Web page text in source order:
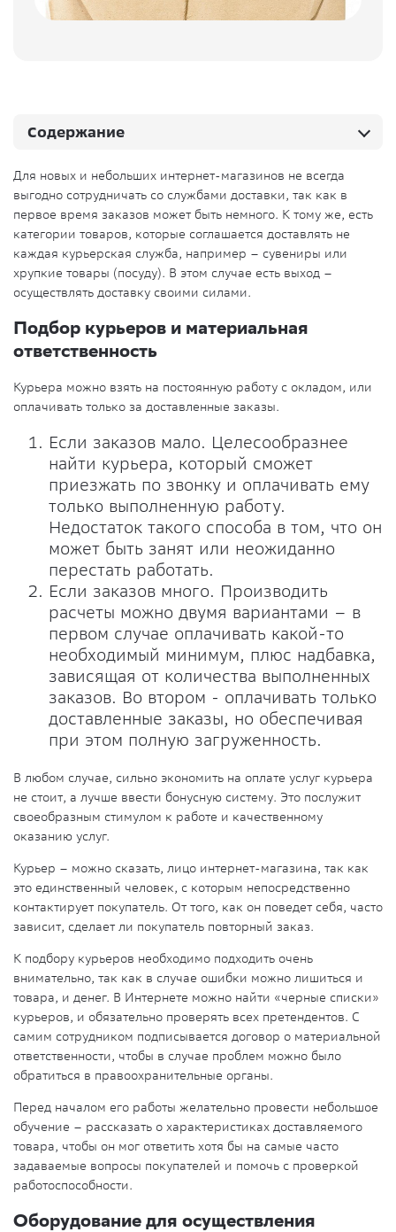
Для новых и небольших интернет-магазинов не всегда
выгодно сотрудничать со службами доставки, так как в
первое время заказов может быть немного. К тому же, есть
категории товаров, которые соглашается доставлять не
каждая курьерская служба, например – сувениры или
хрупкие товары (посуду). В этом случае есть выход –
осуществлять доставку своими силами.
Подбор курьеров и материальная
ответственность
Курьера можно взять на постоянную работу с окладом, или
оплачивать только за доставленные заказы.
Если заказов мало. Целесообразнее
найти курьера, который сможет
приезжать по звонку и оплачивать ему
только выполненную работу.
Недостаток такого способа в том, что он
может быть занят или неожиданно
перестать работать.
Если заказов много. Производить
расчеты можно двумя вариантами – в
первом случае оплачивать какой-то
необходимый минимум, плюс надбавка,
зависящая от количества выполненных
заказов. Во втором - оплачивать только
доставленные заказы, но обеспечивая
при этом полную загруженность.
В любом случае, сильно экономить на оплате услуг курьера
не стоит, а лучше ввести бонусную систему. Это послужит
своеобразным стимулом к работе и качественному
оказанию услуг.
Курьер – можно сказать, лицо интернет-магазина, так как
это единственный человек, с которым непосредственно
контактирует покупатель. От того, как он поведет себя, часто
зависит, сделает ли покупатель повторный заказ.
К подбору курьеров необходимо подходить очень
внимательно, так как в случае ошибки можно лишиться и
товара, и денег. В Интернете можно найти «черные списки»
курьеров, и обязательно проверять всех претендентов. С
самим сотрудником подписывается договор о материальной
ответственности, чтобы в случае проблем можно было
обратиться в правоохранительные органы.
Перед началом его работы желательно провести небольшое
обучение – рассказать о характеристиках доставляемого
товара, чтобы он мог ответить хотя бы на самые часто
задаваемые вопросы покупателей и помочь с проверкой
работоспособности.
Оборудование для осуществления
Содержание